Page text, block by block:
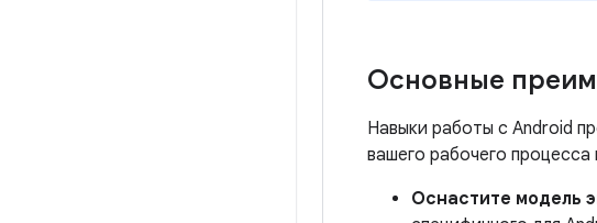
Основные
Навыки работы с Android
вашего рабочего
Оснастите модель